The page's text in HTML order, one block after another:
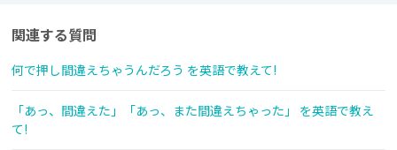
関連する質問
何で押し間違えちゃうんだろう を英語で教えて!
「あっ、間違えた」「あっ、また間違えちゃった」 を英語で教え
て!